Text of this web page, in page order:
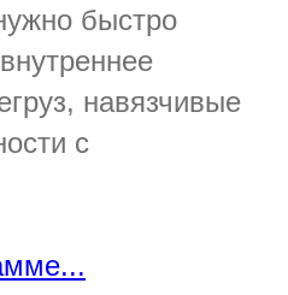
быстро
навязчивые
с